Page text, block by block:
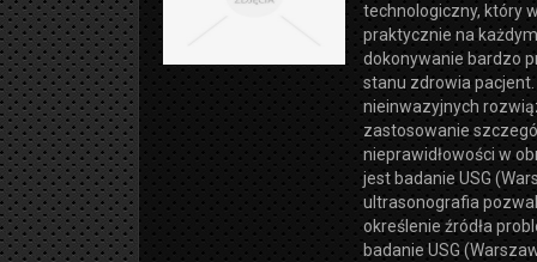
technologiczny, który
praktycznie na
dokonywanie bardzo
stanu zdrowia
nieinwazyjnych
zastosowanie
nieprawidłowości w
jest badanie USG
ultrasonografia
określenie źródła
badanie USG